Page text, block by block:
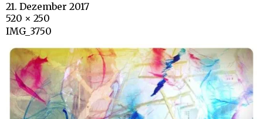
21. Dezember 2017
520 × 250
IMG_3750